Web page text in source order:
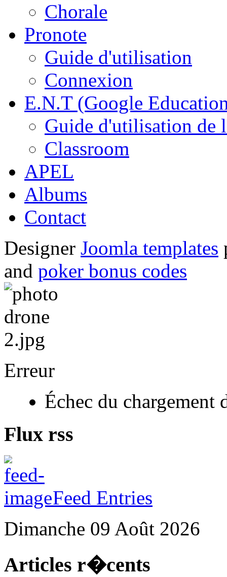
Chorale
Pronote
Guide d'utilisation
Connexion
E.N.T (Google
Guide d'utilisation de
Classroom
APEL
Albums
Contact
Designer Joomla templates
and poker bonus codes
Erreur
Échec du chargement
Flux rss
Feed Entries
Dimanche 09 Août 2026
Articles r�cents